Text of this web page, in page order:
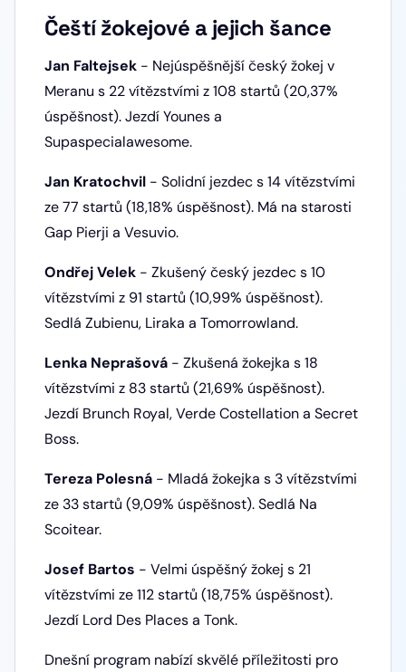
Čeští žokejové a jejich šance
Jan Faltejsek - Nejúspěšnější český žokej v
Meranu s 22 vítězstvími z 108 startů (20,37%
úspěšnost). Jezdí Younes a
Supaspecialawesome.
Jan Kratochvil - Solidní jezdec s 14 vítězstvími
ze 77 startů (18,18% úspěšnost). Má na starosti
Gap Pierji a Vesuvio.
Ondřej Velek - Zkušený český jezdec s 10
vítězstvími z 91 startů (10,99% úspěšnost).
Sedlá Zubienu, Liraka a Tomorrowland.
Lenka Neprašová - Zkušená žokejka s 18
vítězstvími z 83 startů (21,69% úspěšnost).
Jezdí Brunch Royal, Verde Costellation a Secret
Boss.
Tereza Polesná - Mladá žokejka s 3 vítězstvími
ze 33 startů (9,09% úspěšnost). Sedlá Na
Scoitear.
Josef Bartos - Velmi úspěšný žokej s 21
vítězstvími ze 112 startů (18,75% úspěšnost).
Jezdí Lord Des Places a Tonk.
Dnešní program nabízí skvělé příležitosti pro